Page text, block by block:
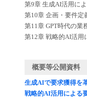
第9章 生成AI活用に
第10章 企画・要件定
第11章 GPT時代の業
第12章 戦略的AI活用
概要等公開資料
生成AIで要求獲得を
戦略的AI活用による